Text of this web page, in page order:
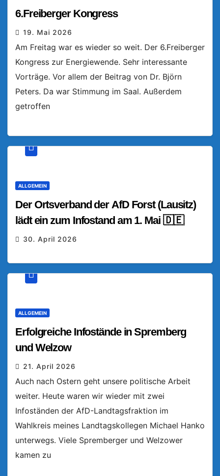
6.Freiberger Kongress
19. Mai 2026
Am Freitag war es wieder so weit. Der 6.Freiberger
Kongress zur Energiewende. Sehr interessante
Vorträge. Vor allem der Beitrag von Dr. Björn
Peters. Da war Stimmung im Saal. Außerdem
getroffen
ALLGEMEIN
Der Ortsverband der AfD Forst (Lausitz)
lädt ein zum Infostand am 1. Mai 🇩🇪
30. April 2026
ALLGEMEIN
Erfolgreiche Infostände in Spremberg
und Welzow
21. April 2026
Auch nach Ostern geht unsere politische Arbeit
weiter. Heute waren wir wieder mit zwei
Infoständen der AfD-Landtagsfraktion im
Wahlkreis meines Landtagskollegen Michael Hanko
unterwegs. Viele Spremberger und Welzower
kamen zu